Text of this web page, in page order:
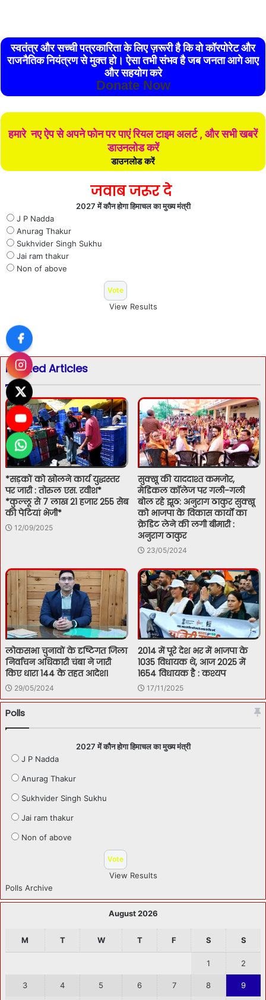
स्वतंत्र और सच्ची पत्रकारिता के लिए ज़रूरी है कि वो कॉरपोरेट और
राजनैतिक नियंत्रण से मुक्त हो। ऐसा तभी संभव है जब जनता आगे आए
और सहयोग करे
Donate Now
हमारे नए ऐप से अपने फोन पर पाएं रियल टाइम अलर्ट , और सभी खबरें
डाउनलोड करें
डाउनलोड करें
जवाब जरूर दे
2027 में कौन होगा हिमाचल का मुख्य मंत्री
J P Nadda
Anurag Thakur
Sukhvider Singh Sukhu
Jai ram thakur
Non of above
View Results
Related Articles
*सड़कों को खोलने कार्य युद्धस्तर
पर जारी : तोरुल एस. रवीश*
*कुल्लू से 7 लाख 21 हजार 255 सेब
की पेटियां भेजी*
12/09/2025
सुक्खू की याददाश्त कमजोर,
मेडिकल कॉलेज पर गली-गली
बोल रहे झूठ: अनुराग ठाकुर सुक्खू
को भाजपा के विकास कार्यों का
क्रेडिट लेने की लगी बीमारी :
अनुराग ठाकुर
23/05/2024
लोकसभा चुनावों के दृष्टिगत जिला
निर्वाचन अधिकारी चंबा ने जारी
किए धारा 144 के तहत आदेश।
29/05/2024
2014 में पूरे देश भर में भाजपा के
1035 विधायक थे, आज 2025 में
1654 विधायक है : कश्यप
17/11/2025
Polls
2027 में कौन होगा हिमाचल का मुख्य मंत्री
J P Nadda
Anurag Thakur
Sukhvider Singh Sukhu
Jai ram thakur
Non of above
View Results
Polls Archive
August 2026
M T W T F S S
1 2
3 4 5 6 7 8 9